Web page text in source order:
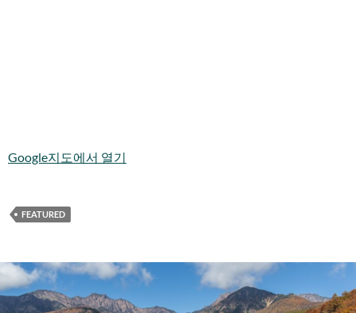
Google지도에서 열기
FEATURED